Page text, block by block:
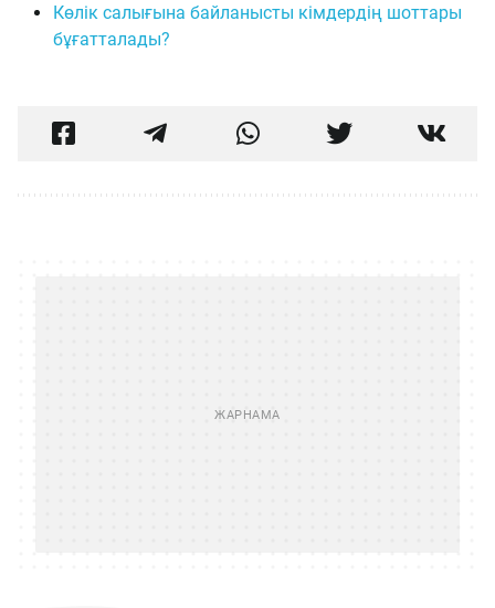
Көлік салығына байланысты кімдердің шоттары
бұғатталады?